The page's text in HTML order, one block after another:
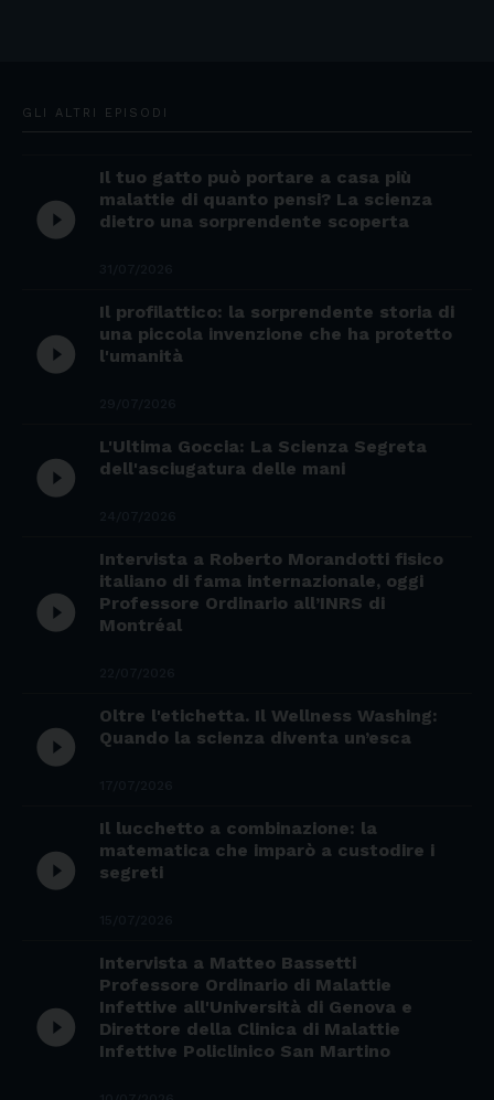
GLI ALTRI EPISODI
play_circle_filled
Il tuo gatto può portare a casa più
malattie di quanto pensi? La scienza
dietro una sorprendente scoperta
play_circle_filled
Il profilattico: la sorprendente storia di
una piccola invenzione che ha protetto
l'umanità
play_circle_filled
L'Ultima Goccia: La Scienza Segreta
dell'asciugatura delle mani
play_circle_filled
Intervista a Roberto Morandotti fisico
italiano di fama internazionale, oggi
Professore Ordinario all’INRS di
Montréal
play_circle_filled
Oltre l'etichetta. Il Wellness Washing:
Quando la scienza diventa un’esca
play_circle_filled
Il lucchetto a combinazione: la
matematica che imparò a custodire i
segreti
play_circle_filled
Intervista a Matteo Bassetti
Professore Ordinario di Malattie
Infettive all'Università di Genova e
Direttore della Clinica di Malattie
Infettive Policlinico San Martino